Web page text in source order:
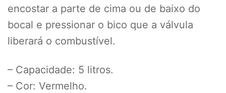
encostar a parte de cima ou de baixo do
bocal e pressionar o bico que a válvula
liberará o combustível.
– Capacidade: 5 litros.
– Cor: Vermelho.